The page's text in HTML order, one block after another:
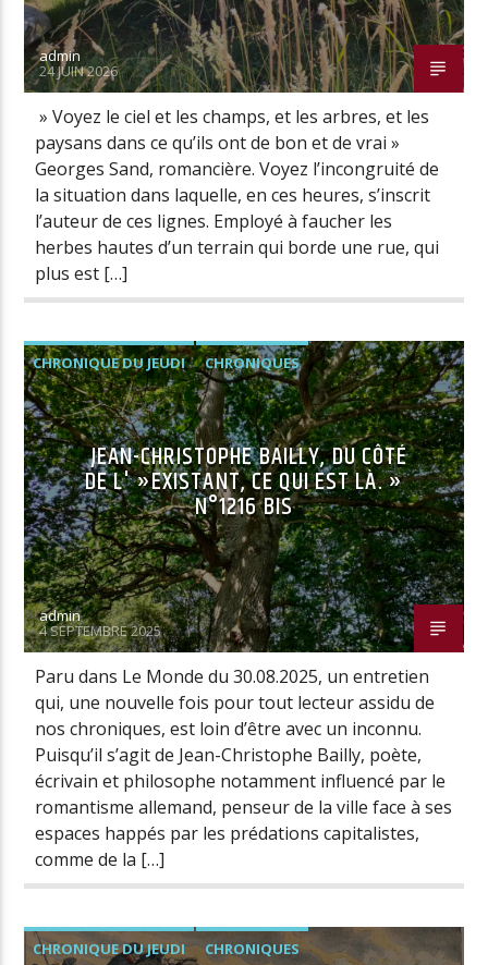
admin
24 JUIN 2026
» Voyez le ciel et les champs, et les arbres, et les
paysans dans ce qu’ils ont de bon et de vrai »
Georges Sand, romancière. Voyez l’incongruité de
la situation dans laquelle, en ces heures, s’inscrit
l’auteur de ces lignes. Employé à faucher les
herbes hautes d’un terrain qui borde une rue, qui
plus est […]
CHRONIQUE DU JEUDI CHRONIQUES
JEAN-CHRISTOPHE BAILLY, DU CÔTÉ
DE L' »EXISTANT, CE QUI EST LÀ. »
N°1216 BIS
admin
4 SEPTEMBRE 2025
Paru dans Le Monde du 30.08.2025, un entretien
qui, une nouvelle fois pour tout lecteur assidu de
nos chroniques, est loin d’être avec un inconnu.
Puisqu’il s’agit de Jean-Christophe Bailly, poète,
écrivain et philosophe notamment influencé par le
romantisme allemand, penseur de la ville face à ses
espaces happés par les prédations capitalistes,
comme de la […]
CHRONIQUE DU JEUDI CHRONIQUES